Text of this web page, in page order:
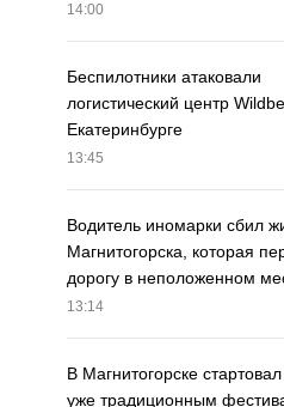
14:00
Беспилотники атаковали
логистический центр
Екатеринбурге
13:45
Водитель иномарки сбил
Магнитогорска, которая
дорогу в неположенном
13:14
В Магнитогорске
уже традиционным